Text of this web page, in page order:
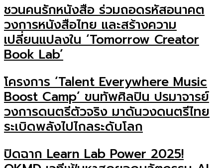
ชวนคนรักหนังสือ ร่วมถอดรหัสอนาคต
วงการหนังสือไทย และสร้างความ
เปลี่ยนแปลงใน ‘Tomorrow Creator
Book Lab’
โครงการ ‘Talent Everywhere Music
Boost Camp’ ขนทัพศิลปิน ปรมาจารย์
วงการดนตรีตัวจริง มาดันวงดนตรีไทย
ระเบิดพลังไปไกลระดับโลก
ปิดฉาก Learn Lab Power 2025!